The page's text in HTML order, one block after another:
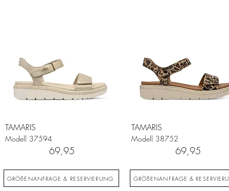
TAMARIS
37594
Modell
69,95
GRÖßENANFRAGE & RESERVIERUNG
TAMARIS
38752
Modell
69,95
GRÖßENANFRAGE &